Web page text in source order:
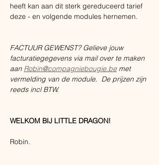
heeft kan aan dit sterk gereduceerd tarief
deze - en volgende modules hernemen.
FACTUUR GEWENST? Gelieve jouw
facturatiegegevens via mail over te maken
aan Robin@compagniebougie.be met
vermelding van de module.  De prijzen zijn
reeds incl BTW.
WELKOM BIJ LITTLE DRAGON!
Robin.